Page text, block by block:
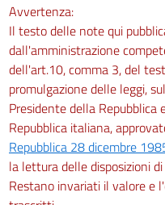
Avvertenza:
Il testo delle note qui
dall'amministrazione
dell'art.10, comma 3, del
promulgazione delle leggi,
Presidente della Repubblica
Repubblica italiana,
Repubblica 28 dicembre
la lettura delle disposizioni
Restano invariati il valore e